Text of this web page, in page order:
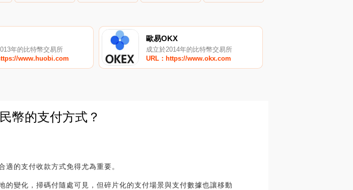
年的比特幣交易所
www.huobi.com
歐易OKX
成立於2014年的比特幣交易所
URL：https://www.okx.com
幣的支付方式？
的支付收款方式免得尤為重要。
變化，掃碼付隨處可見，但碎片化的支付場景與支付數據也讓移動